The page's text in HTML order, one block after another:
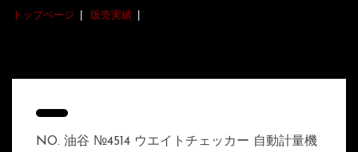
トップページ 販売実績
NO. 油谷 №4514 ウエイトチェッカー 自動計量機